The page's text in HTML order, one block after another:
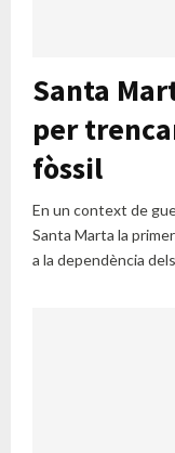
Santa
per
fòssil
En un context de
Santa Marta la
a la dependència dels